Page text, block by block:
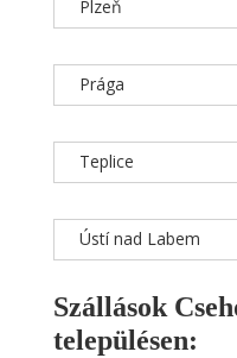
Plzeň
Prága
Teplice
Ústí nad Labem
Szállások
településen: